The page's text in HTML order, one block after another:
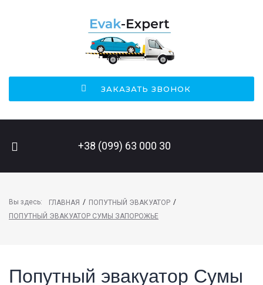
ЗАКАЗАТЬ ЗВОНОК
+38 (099) 63 000 30
Вы здесь: ГЛАВНАЯ / ПОПУТНЫЙ ЭВАКУАТОР /
ПОПУТНЫЙ ЭВАКУАТОР СУМЫ ЗАПОРОЖЬЕ
Попутный эвакуатор Сумы
ПОИСК НА САЙТЕ